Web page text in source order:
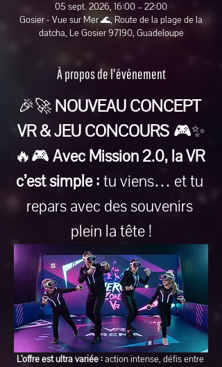
05 sept. 2026, 16:00 – 22:00
Gosier - Vue sur Mer 🌊, Route de la plage de la
datcha, Le Gosier 97190, Guadeloupe
À propos de l'événement
🎉🚀 NOUVEAU CONCEPT
VR & JEU CONCOURS 🎮✨
🔥🎮 Avec Mission 2.0, la VR
c’est simple : tu viens… et tu
repars avec des souvenirs
plein la tête !
L’offre est ultra variée : action intense, défis entre